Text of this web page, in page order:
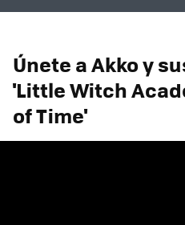
Únete a Akko y
'Little Witch
of Time'